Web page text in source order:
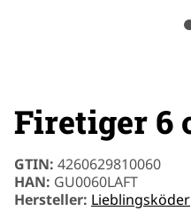
Firetiger 6
GTIN: 4260629810060
HAN: GU0060LAFT
Hersteller: Lieblingsköder